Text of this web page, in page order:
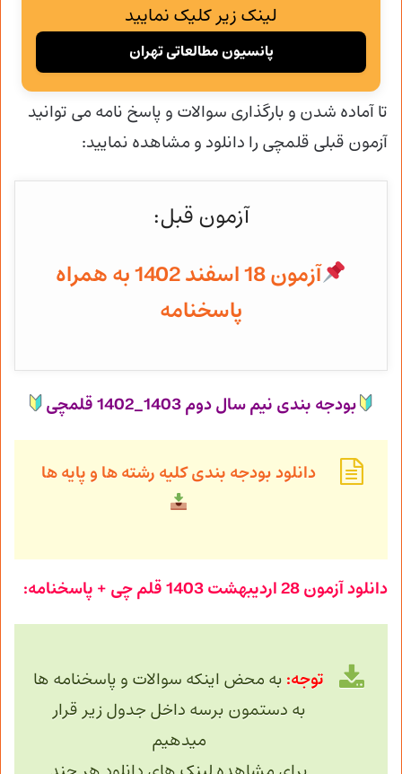
لینک زیر کلیک نمایید
پانسیون مطالعاتی تهران
تا آماده شدن و بارگذاری سوالات و پاسخ نامه می توانید
آزمون قبلی قلمچی را دانلود و مشاهده نمایید:
آزمون قبل:
آزمون 18 اسفند 1402 به همراه
پاسخنامه
بودجه بندی نیم سال دوم 1403_1402 قلمچی
دانلود بودجه بندی کلیه رشته ها و پایه ها
دانلود آزمون 28 اردیبهشت 1403 قلم چی + پاسخنامه:
توجه: به محض اینکه سوالات و پاسخنامه ها
به دستمون برسه داخل جدول زیر قرار
میدهیم